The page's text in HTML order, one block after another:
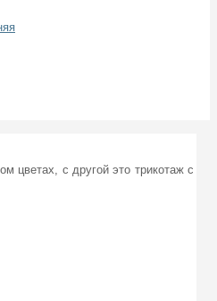
цветах, с другой это трикотаж с